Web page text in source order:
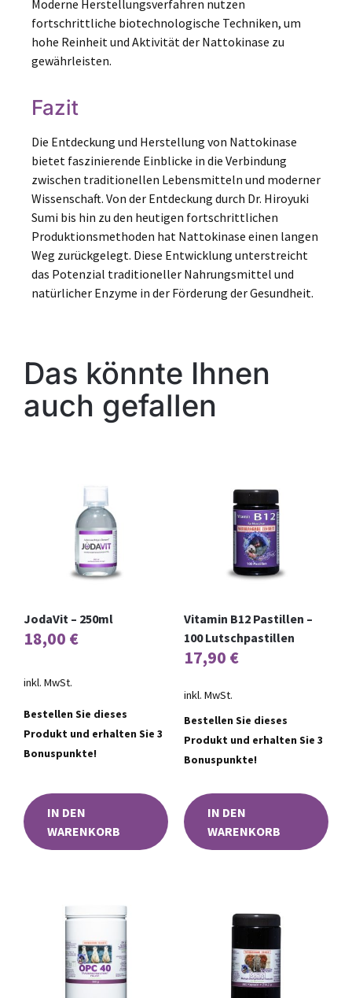
Moderne Herstellungsverfahren nutzen
fortschrittliche biotechnologische Techniken, um
hohe Reinheit und Aktivität der Nattokinase zu
gewährleisten.
Fazit
Die Entdeckung und Herstellung von Nattokinase
bietet faszinierende Einblicke in die Verbindung
zwischen traditionellen Lebensmitteln und moderner
Wissenschaft. Von der Entdeckung durch Dr. Hiroyuki
Sumi bis hin zu den heutigen fortschrittlichen
Produktionsmethoden hat Nattokinase einen langen
Weg zurückgelegt. Diese Entwicklung unterstreicht
das Potenzial traditioneller Nahrungsmittel und
natürlicher Enzyme in der Förderung der Gesundheit.
Das könnte Ihnen
auch gefallen
JodaVit – 250ml
18,00 €
inkl. MwSt.
Bestellen Sie dieses
Produkt und erhalten Sie 3
Bonuspunkte!
IN DEN
WARENKORB
Vitamin B12 Pastillen –
100 Lutschpastillen
17,90 €
inkl. MwSt.
Bestellen Sie dieses
Produkt und erhalten Sie 3
Bonuspunkte!
IN DEN
WARENKORB